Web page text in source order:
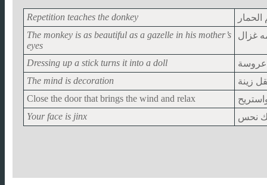
Repetition teaches the donkey
الحمار
The monkey is as beautiful as a gazelle in his mother’s
eyes
غزال
Dressing up a stick turns it into a doll
عروسة
The mind is decoration
زينة
Close the door that brings the wind and relax
Your face is jinx
نحس